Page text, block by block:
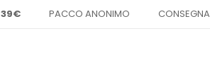
39€ PACCO ANONIMO CONSEGNA